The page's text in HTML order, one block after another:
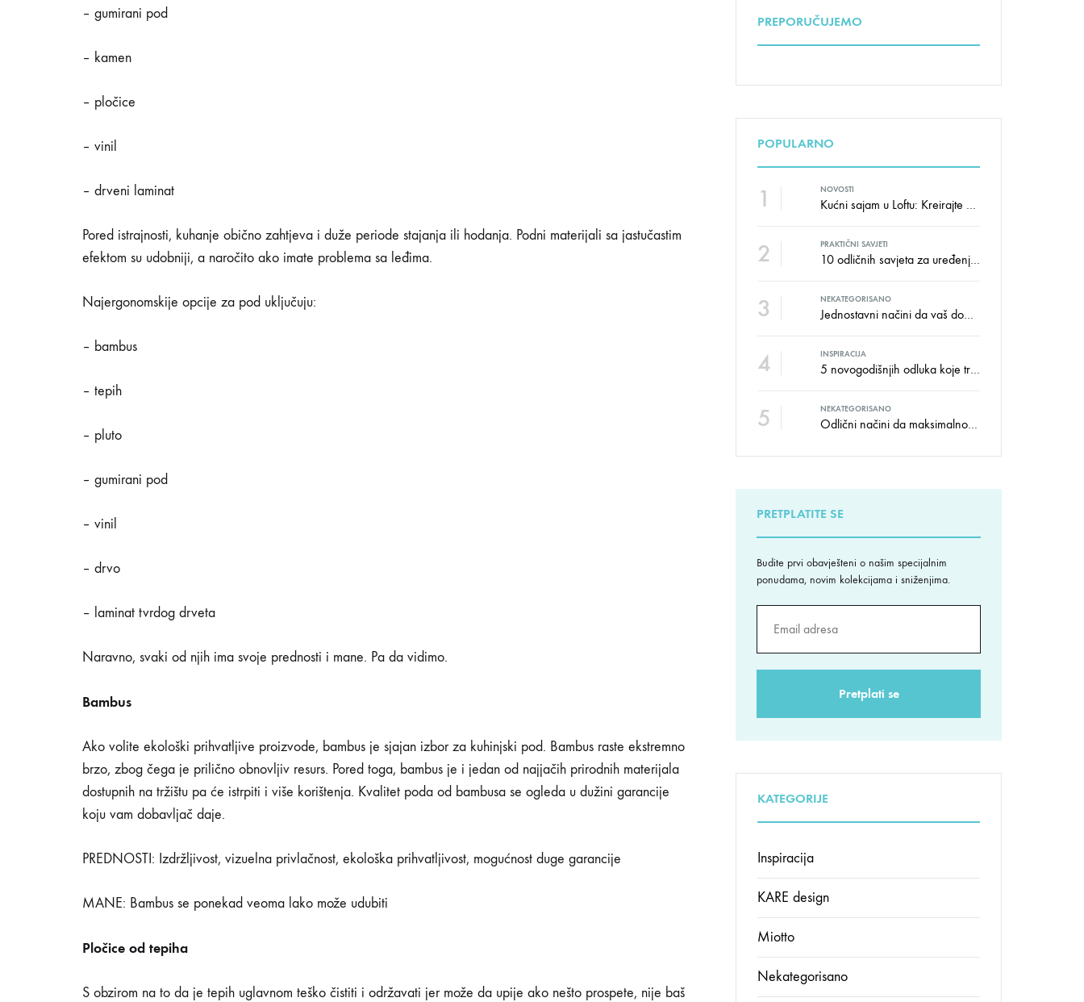
0
NEMA
NAJBOLJE
POD
– gumirani pod
– kamen
– pločice
– vinil
– drveni laminat
Pored istrajnosti, kuhanje obično zahtjeva i duže periode stajanja ili hodanja. Podni materijali sa jastučastim
efektom su udobniji, a naročito ako imate problema sa leđima.
Najergonomskije opcije za pod uključuju:
– bambus
– tepih
– pluto
– gumirani pod
– vinil
– drvo
– laminat tvrdog drveta
Naravno, svaki od njih ima svoje prednosti i mane. Pa da vidimo.
Bambus
Ako volite ekološki prihvatljive proizvode, bambus je sjajan izbor za kuhinjski pod. Bambus raste ekstremno
brzo, zbog čega je prilično obnovljiv resurs. Pored toga, bambus je i jedan od najjačih prirodnih materijala
dostupnih na tržištu pa će istrpiti i više korištenja. Kvalitet poda od bambusa se ogleda u dužini garancije
koju vam dobavljač daje.
PREDNOSTI: Izdržljivost, vizuelna privlačnost, ekološka prihvatljivost, mogućnost duge garancije
MANE: Bambus se ponekad veoma lako može udubiti
Pločice od tepiha
S obzirom na to da je tepih uglavnom teško čistiti i održavati jer može da upije ako nešto prospete, nije baš
PREPORUČUJEMO
POPULARNO
1 NOVOSTI
Kućni sajam u Loftu: Kreirajte dom sa stilom i udobnošću uz velike uštede!
2 PRAKTIČNI SAVJETI
10 odličnih savjeta za uređenje dječije sobe
3 NEKATEGORISANO
Jednostavni načini da vaš dom izgleda kao salon namještaja
4 INSPIRACIJA
5 novogodišnjih odluka koje trebate donijeti u vezi izgleda doma
5 NEKATEGORISANO
Odlični načini da maksimalno iskoristite male prostore
PRETPLATITE SE
Budite prvi obavješteni o našim specijalnim
ponudama, novim kolekcijama i sniženjima.
KATEGORIJE
Inspiracija
KARE design
Miotto
Nekategorisano